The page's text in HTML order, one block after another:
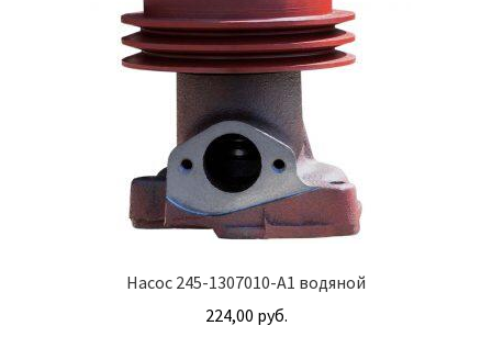
Привод гидронасоса
Прокладки АГУ
Прочие узлы для двигателя
Распределители гидроусилителя АГУ
Насос 245-1307010-А1 водяной
224,00 руб.